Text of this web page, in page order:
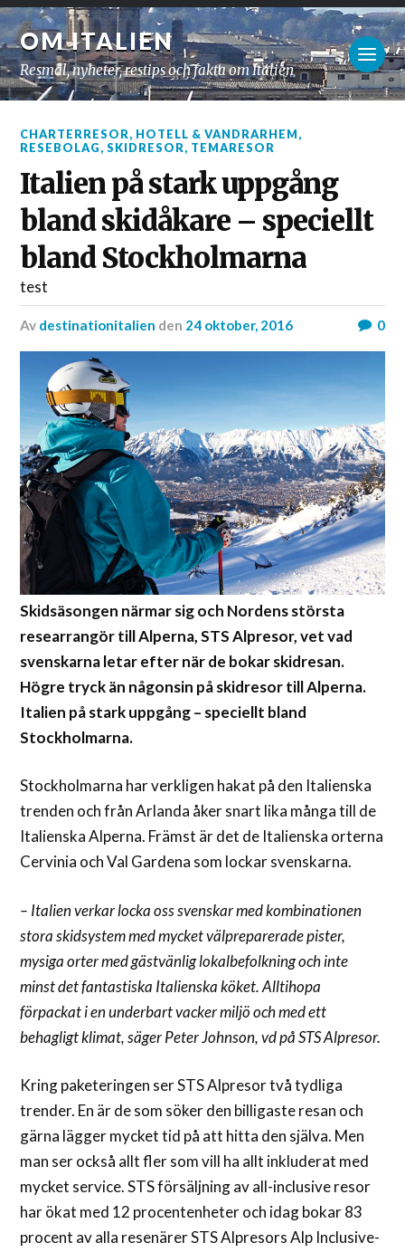
OM ITALIEN
Resmål, nyheter, restips och fakta om Italien
CHARTERRESOR, HOTELL & VANDRARHEM,
RESEBOLAG,SKIDRESOR, TEMARESOR
Italien på stark uppgång
bland skidåkare – speciellt
bland Stockholmarna
test
av destinationitalien den 24 oktober, 2016 0
Skidsäsongen närmar sig och Nordens största
researrangör till Alperna, STS Alpresor, vet vad
svenskarna letar efter när de bokar skidresan.
Högre tryck än någonsin på skidresor till Alperna.
Italien på stark uppgång – speciellt bland
Stockholmarna.
Stockholmarna har verkligen hakat på den Italienska
trenden och från Arlanda åker snart lika många till de
Italienska Alperna. Främst är det de Italienska orterna
Cervinia och Val Gardena som lockar svenskarna.
– Italien verkar locka oss svenskar med kombinationen
stora skidsystem med mycket välpreparerade pister,
mysiga orter med gästvänlig lokalbefolkning och inte
minst det fantastiska Italienska köket. Alltihopa
förpackat i en underbart vacker miljö och med ett
behagligt klimat, säger Peter Johnson, vd på STS Alpresor.
Kring paketeringen ser STS Alpresor två tydliga
trender. En är de som söker den billigaste resan och
gärna lägger mycket tid på att hitta den själva. Men
man ser också allt fler som vill ha allt inkluderat med
mycket service. STS försäljning av all-inclusive resor
har ökat med 12 procentenheter och idag bokar 83
procent av alla resenärer STS Alpresors Alp Inclusive-